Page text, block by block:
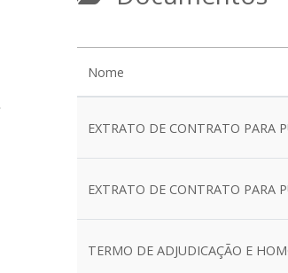
Nome
EXTRATO DE CONTRATO PARA
EXTRATO DE CONTRATO PARA
TERMO DE ADJUDICAÇÃO E